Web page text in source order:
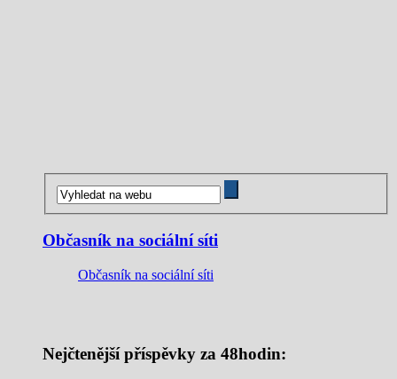
Občasník na sociální síti
Občasník na sociální síti
Nejčtenější příspěvky za 48hodin: